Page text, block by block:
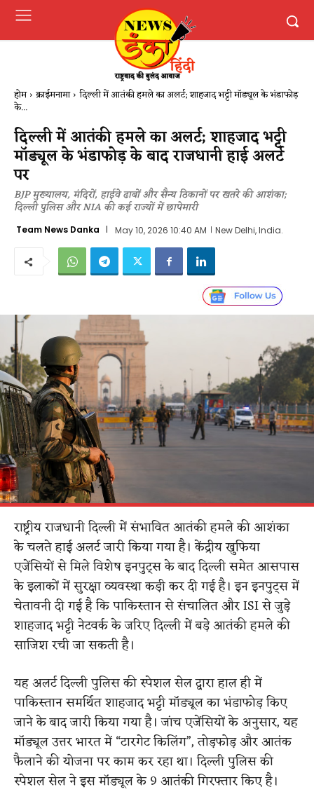
होम क्राईमनामा दिल्ली में आतंकी हमले का अलर्ट; शाहजाद भट्टी मॉड्यूल के भंडाफोड़
के...
दिल्ली में आतंकी हमले का अलर्ट; शाहजाद भट्टी
मॉड्यूल के भंडाफोड़ के बाद राजधानी हाई अलर्ट
पर
BJP मुख्यालय, मंदिरों, हाईवे ढाबों और सैन्य ठिकानों पर खतरे की आशंका;
दिल्ली पुलिस और NIA की कई राज्यों में छापेमारी
Team News Danka May 10, 2026 10:40 AM New Delhi, India.
राष्ट्रीय राजधानी दिल्ली में संभावित आतंकी हमले की आशंका
के चलते हाई अलर्ट जारी किया गया है। केंद्रीय खुफिया
एजेंसियों से मिले विशेष इनपुट्स के बाद दिल्ली समेत आसपास
के इलाकों में सुरक्षा व्यवस्था कड़ी कर दी गई है। इन इनपुट्स में
चेतावनी दी गई है कि पाकिस्तान से संचालित और ISI से जुड़े
शाहजाद भट्टी नेटवर्क के जरिए दिल्ली में बड़े आतंकी हमले की
साजिश रची जा सकती है।
यह अलर्ट दिल्ली पुलिस की स्पेशल सेल द्वारा हाल ही में
पाकिस्तान समर्थित शाहजाद भट्टी मॉड्यूल का भंडाफोड़ किए
जाने के बाद जारी किया गया है। जांच एजेंसियों के अनुसार, यह
मॉड्यूल उत्तर भारत में “टारगेट किलिंग”, तोड़फोड़ और आतंक
फैलाने की योजना पर काम कर रहा था। दिल्ली पुलिस की
स्पेशल सेल ने इस मॉड्यूल के 9 आतंकी गिरफ्तार किए है।